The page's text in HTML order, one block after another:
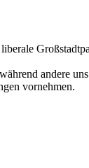
andere
vornehmen.